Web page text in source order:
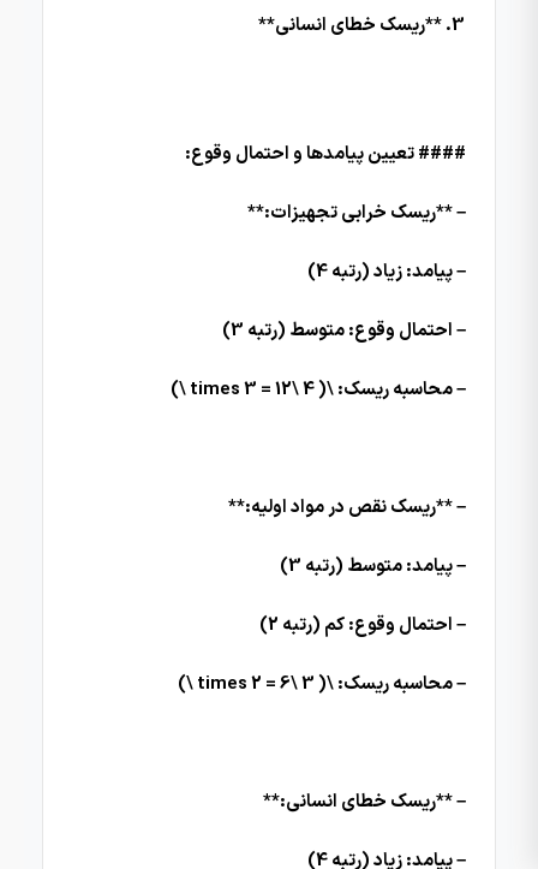
**ریسک خطای انسانی**
#### تعیین پیامدها و احتمال وقوع:
– **ریسک خرابی تجهیزات:**
– پیامد: زیاد (رتبه 4)
– احتمال وقوع: متوسط (رتبه 3)
– محاسبه ریسک: \( 4 \times 3 = 12 \)
– **ریسک نقص در مواد اولیه:**
– پیامد: متوسط (رتبه 3)
– احتمال وقوع: کم (رتبه 2)
– محاسبه ریسک: \( 3 \times 2 = 6 \)
– **ریسک خطای انسانی:**
– پیامد: زیاد (رتبه 4)